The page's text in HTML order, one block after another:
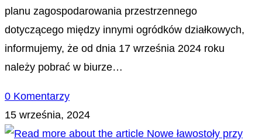
planu zagospodarowania przestrzennego
dotyczącego między innymi ogródków działkowych,
informujemy, że od dnia 17 września 2024 roku
należy pobrać w biurze…
0 Komentarzy
15 września, 2024